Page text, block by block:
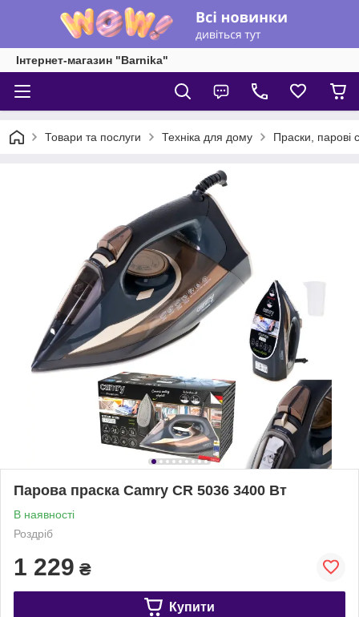
Інтернет-магазин "Barnika"
Товари та послуги Техніка для дому Праски, парові
Парова праска Camry CR 5036 3400 Вт
В наявності
Роздріб
1 229 ₴
Купити